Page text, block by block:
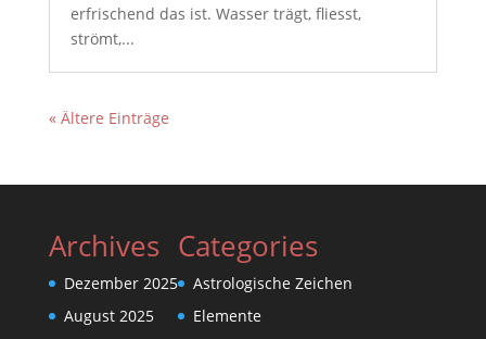
erfrischend das ist. Wasser trägt, fliesst,
strömt,...
« Ältere Einträge
Archives
Dezember 2025
August 2025
Categories
Astrologische Zeichen
Elemente